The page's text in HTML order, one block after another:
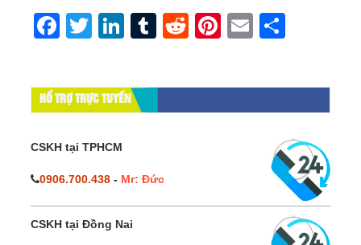
Facebook
Twitter
LinkedIn
Tumblr
RedditPinterest
Email
HỔ TRỢ TRỰC TUYẾN
CSKH tại TPHCM
0906.700.438 - Mr: Đức
CSKH tại Đồng Nai